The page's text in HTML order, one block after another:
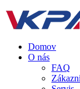
Domov
O nás
FAQ